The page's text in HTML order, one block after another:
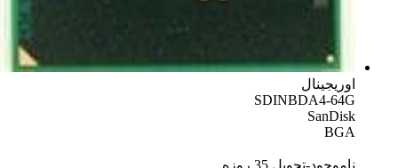
اوریجینال
SDINBDA4-64G
SanDisk
BGA
ناموجود-تحویل 35 روزه